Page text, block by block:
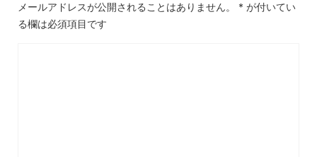
メールアドレスが公開されることはありません。 * が付いてい
る欄は必須項目です